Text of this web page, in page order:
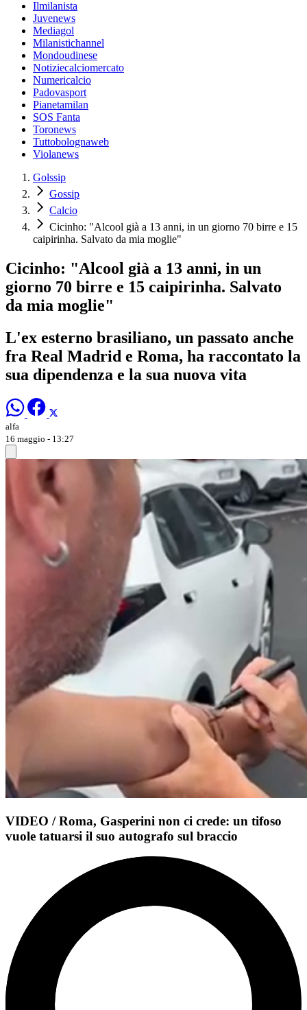
Ilmilanista
Juvenews
Mediagol
Milanistichannel
Mondoudinese
Notiziecalciomercato
Numericalcio
Padovasport
Pianetamilan
SOS Fanta
Toronews
Tuttobolognaweb
Violanews
Golssip
Gossip
Calcio
Cicinho: "Alcool già a 13 anni, in un giorno 70 birre e 15
caipirinha. Salvato da mia moglie"
Cicinho: "Alcool già a 13 anni, in un
giorno 70 birre e 15 caipirinha. Salvato
da mia moglie"
L'ex esterno brasiliano, un passato anche
fra Real Madrid e Roma, ha raccontato la
sua dipendenza e la sua nuova vita
alfa
16 maggio - 13:27
VIDEO / Roma, Gasperini non ci crede: un tifoso
vuole tatuarsi il suo autografo sul braccio